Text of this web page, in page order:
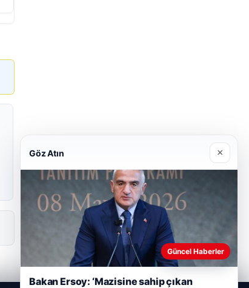
Göz Atın ×
Güncel Haberler
Bakan Ersoy: ‘Mazisine sahip çıkan